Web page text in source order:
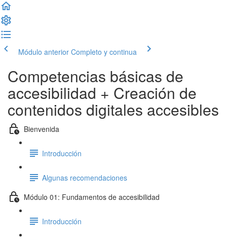
Módulo anterior Completo y continua
Competencias básicas de
accesibilidad + Creación de
contenidos digitales accesibles
Bienvenida
Introducción
Algunas recomendaciones
Módulo 01: Fundamentos de accesibilidad
Introducción